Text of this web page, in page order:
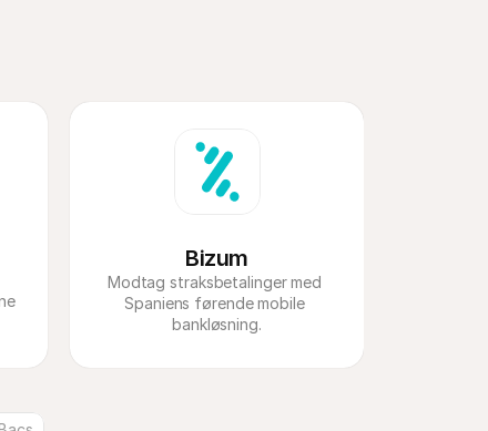
Bizum
Modtag straksbetalinger med
Spaniens førende mobile
bankløsning.